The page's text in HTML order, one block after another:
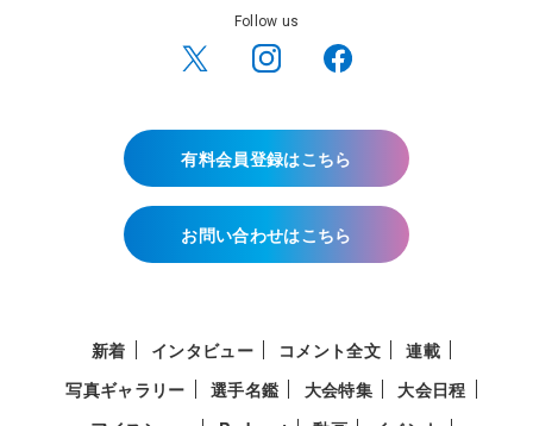
Follow us
有料会員登録はこちら
お問い合わせはこちら
新着 インタビュー コメント全文
連載
写真ギャラリー
選手名鑑 大会特集
大会日程